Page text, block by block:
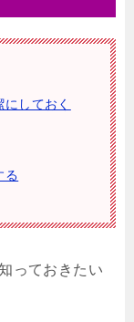
しておく
る
っておきたい